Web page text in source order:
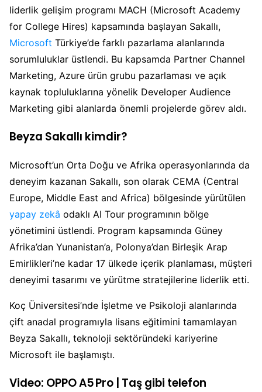
liderlik gelişim programı MACH (Microsoft Academy
for College Hires) kapsamında başlayan Sakallı,
Microsoft Türkiye’de farklı pazarlama alanlarında
sorumluluklar üstlendi. Bu kapsamda Partner Channel
Marketing, Azure ürün grubu pazarlaması ve açık
kaynak topluluklarına yönelik Developer Audience
Marketing gibi alanlarda önemli projelerde görev aldı.
Beyza Sakallı kimdir?
Microsoft’un Orta Doğu ve Afrika operasyonlarında da
deneyim kazanan Sakallı, son olarak CEMA (Central
Europe, Middle East and Africa) bölgesinde yürütülen
yapay zekâ odaklı AI Tour programının bölge
yönetimini üstlendi. Program kapsamında Güney
Afrika’dan Yunanistan’a, Polonya’dan Birleşik Arap
Emirlikleri’ne kadar 17 ülkede içerik planlaması, müşteri
deneyimi tasarımı ve yürütme stratejilerine liderlik etti.
Koç Üniversitesi’nde İşletme ve Psikoloji alanlarında
çift anadal programıyla lisans eğitimini tamamlayan
Beyza Sakallı, teknoloji sektöründeki kariyerine
Microsoft ile başlamıştı.
Video: OPPO A5 Pro | Taş gibi telefon